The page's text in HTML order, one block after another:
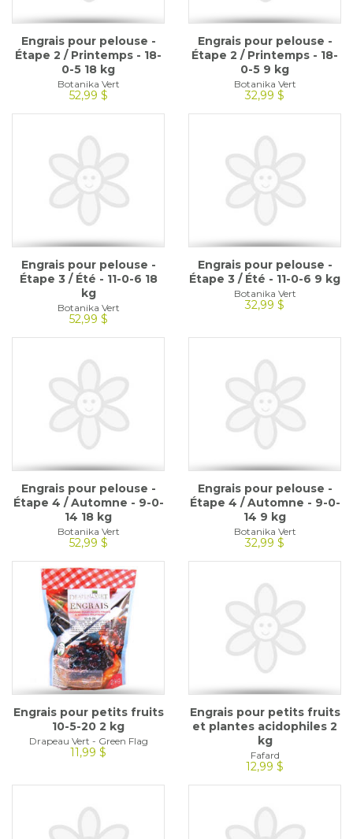
Engrais pour pelouse -
Étape 2 / Printemps - 18-
0-5 18 kg
Botanika Vert
52,99 $
Engrais pour pelouse -
Étape 2 / Printemps - 18-
0-5 9 kg
Botanika Vert
32,99 $
Engrais pour pelouse -
Étape 3 / Été - 11-0-6 18
kg
Botanika Vert
52,99 $
Engrais pour pelouse -
Étape 3 / Été - 11-0-6 9 kg
Botanika Vert
32,99 $
Engrais pour pelouse -
Étape 4 / Automne - 9-0-
14 18 kg
Botanika Vert
52,99 $
Engrais pour pelouse -
Étape 4 / Automne - 9-0-
14 9 kg
Botanika Vert
32,99 $
Engrais pour petits fruits
10-5-20 2 kg
Drapeau Vert - Green Flag
11,99 $
Engrais pour petits fruits
et plantes acidophiles 2
kg
Fafard
12,99 $